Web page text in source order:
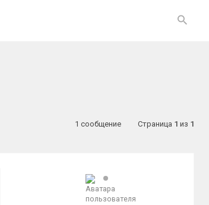
1 сообщение Страница 1 из 1